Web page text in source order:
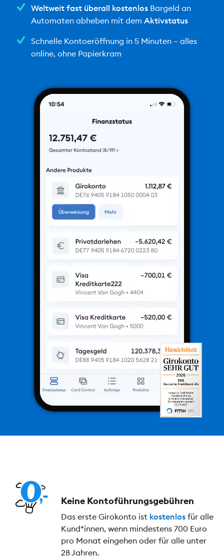
Weltweit fast überall kostenlosBargeld an
Automaten abheben mit dem Aktivstatus
Schnelle Kontoeröffnung in 5 Minuten – alles
online, ohne Papierkram
Keine Kontoführungs­gebühren
Das erste Girokonto ist kostenlos für alle
Kund*innen, wenn mindestens 700 Euro
pro Monat eingehen oder für alle unter
28 Jahren.